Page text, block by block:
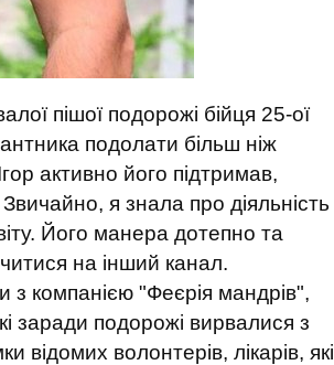
пішої подорожі бійця 25-ої
подолати більш ніж
активно його підтримав,
я знала про діяльність
Його манера дотепно та
на інший канал.
з компанією "Феєрія мандрів",
заради подорожі вирвалися з
відомих волонтерів, лікарів, які